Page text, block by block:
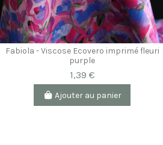
Fabiola - Viscose Ecovero imprimé fleuri
purple
1,39 €
Ajouter au panier